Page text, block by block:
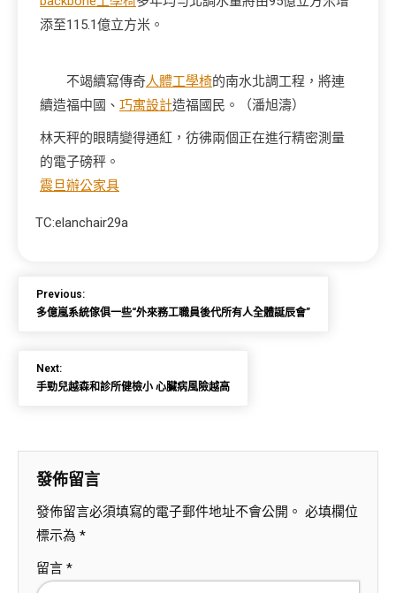
添至115.1億立方米。
不竭續寫傳奇人體工學椅的南水北調工程，將連
續造福中國、 巧寓設計造福國民。（潘旭濤）
林天秤的眼睛變得通紅，彷彿兩個正在進行精密測量
的電子磅秤。
震旦辦公家具
TC:elanchair29a
Previous:
多億嵐系統傢俱一些“外來務工職員後代所有人全體誕辰會”
Next:
手勁兒越森和診所健檢小 心臟病風險越高
發佈留言
發佈留言必須填寫的電子郵件地址不會公開。 必填欄位
標示為 *
留言 *